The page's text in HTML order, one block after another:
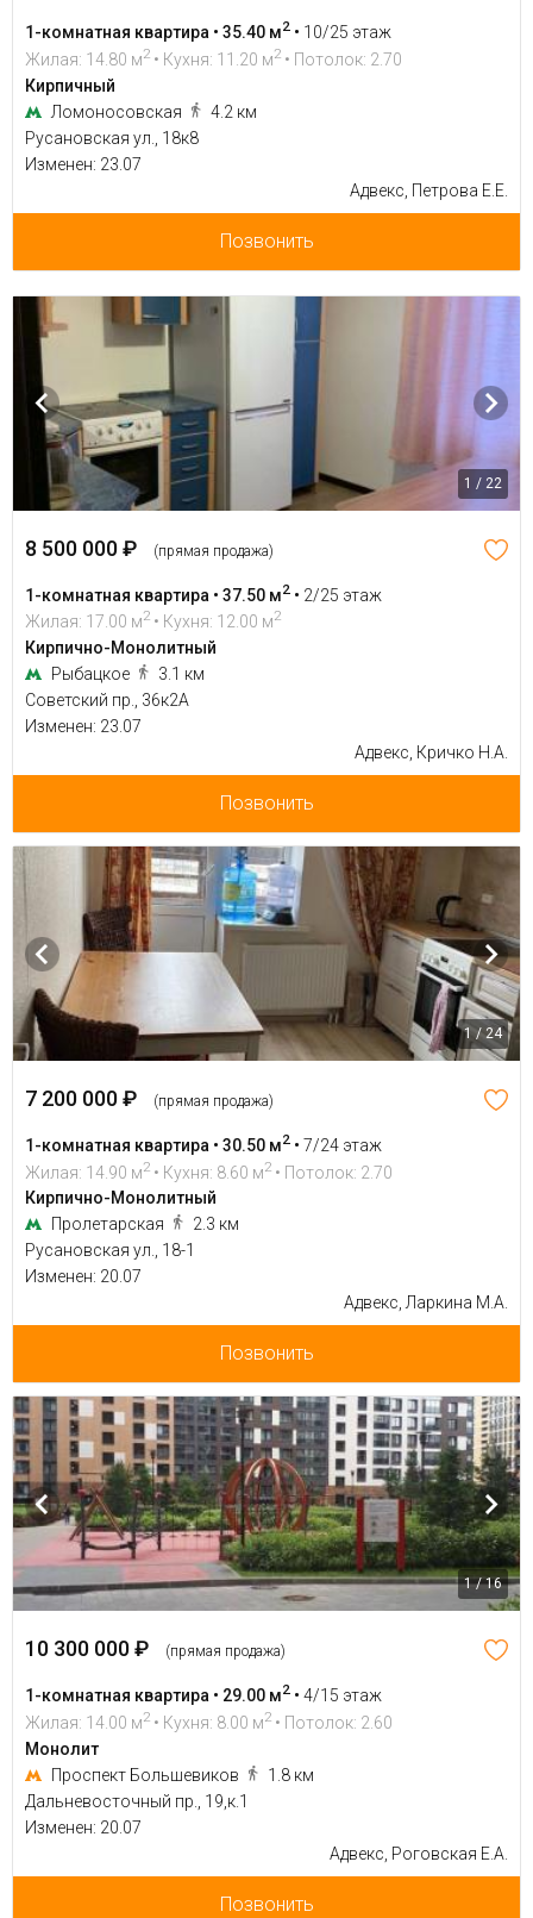
1-комнатная квартира • 35.40 м2 • 10/25 этаж
Жилая: 14.80 м2 • Кухня: 11.20 м2 • Потолок: 2.70
Кирпичный
Ломоносовская
4.2 км
Русановская ул., 18к8
Изменен: 23.07
Адвекс, Петрова Е.Е.
Позвонить
1 / 22
8 500 000 ₽ (прямая продажа)
1-комнатная квартира • 37.50 м2 • 2/25 этаж
Жилая: 17.00 м2 • Кухня: 12.00 м2
Кирпично-Монолитный
Рыбацкое
3.1 км
Советский пр., 36к2А
Изменен: 23.07
Адвекс, Кричко Н.А.
Позвонить
1 / 24
7 200 000 ₽ (прямая продажа)
1-комнатная квартира • 30.50 м2 • 7/24 этаж
Жилая: 14.90 м2 • Кухня: 8.60 м2 • Потолок: 2.70
Кирпично-Монолитный
Пролетарская
2.3 км
Русановская ул., 18-1
Изменен: 20.07
Адвекс, Ларкина М.А.
Позвонить
1 / 16
10 300 000 ₽ (прямая продажа)
1-комнатная квартира • 29.00 м2 • 4/15 этаж
Жилая: 14.00 м2 • Кухня: 8.00 м2 • Потолок: 2.60
Монолит
Проспект Большевиков
1.8 км
Дальневосточный пр., 19,к.1
Изменен: 20.07
Адвекс, Роговская Е.А.
Позвонить